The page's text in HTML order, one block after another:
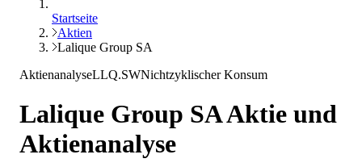
Startseite
Aktien
Lalique Group SA
AktienanalyseLLQ.SWNichtzyklischer Konsum
Lalique Group SAAktie und
Aktienanalyse